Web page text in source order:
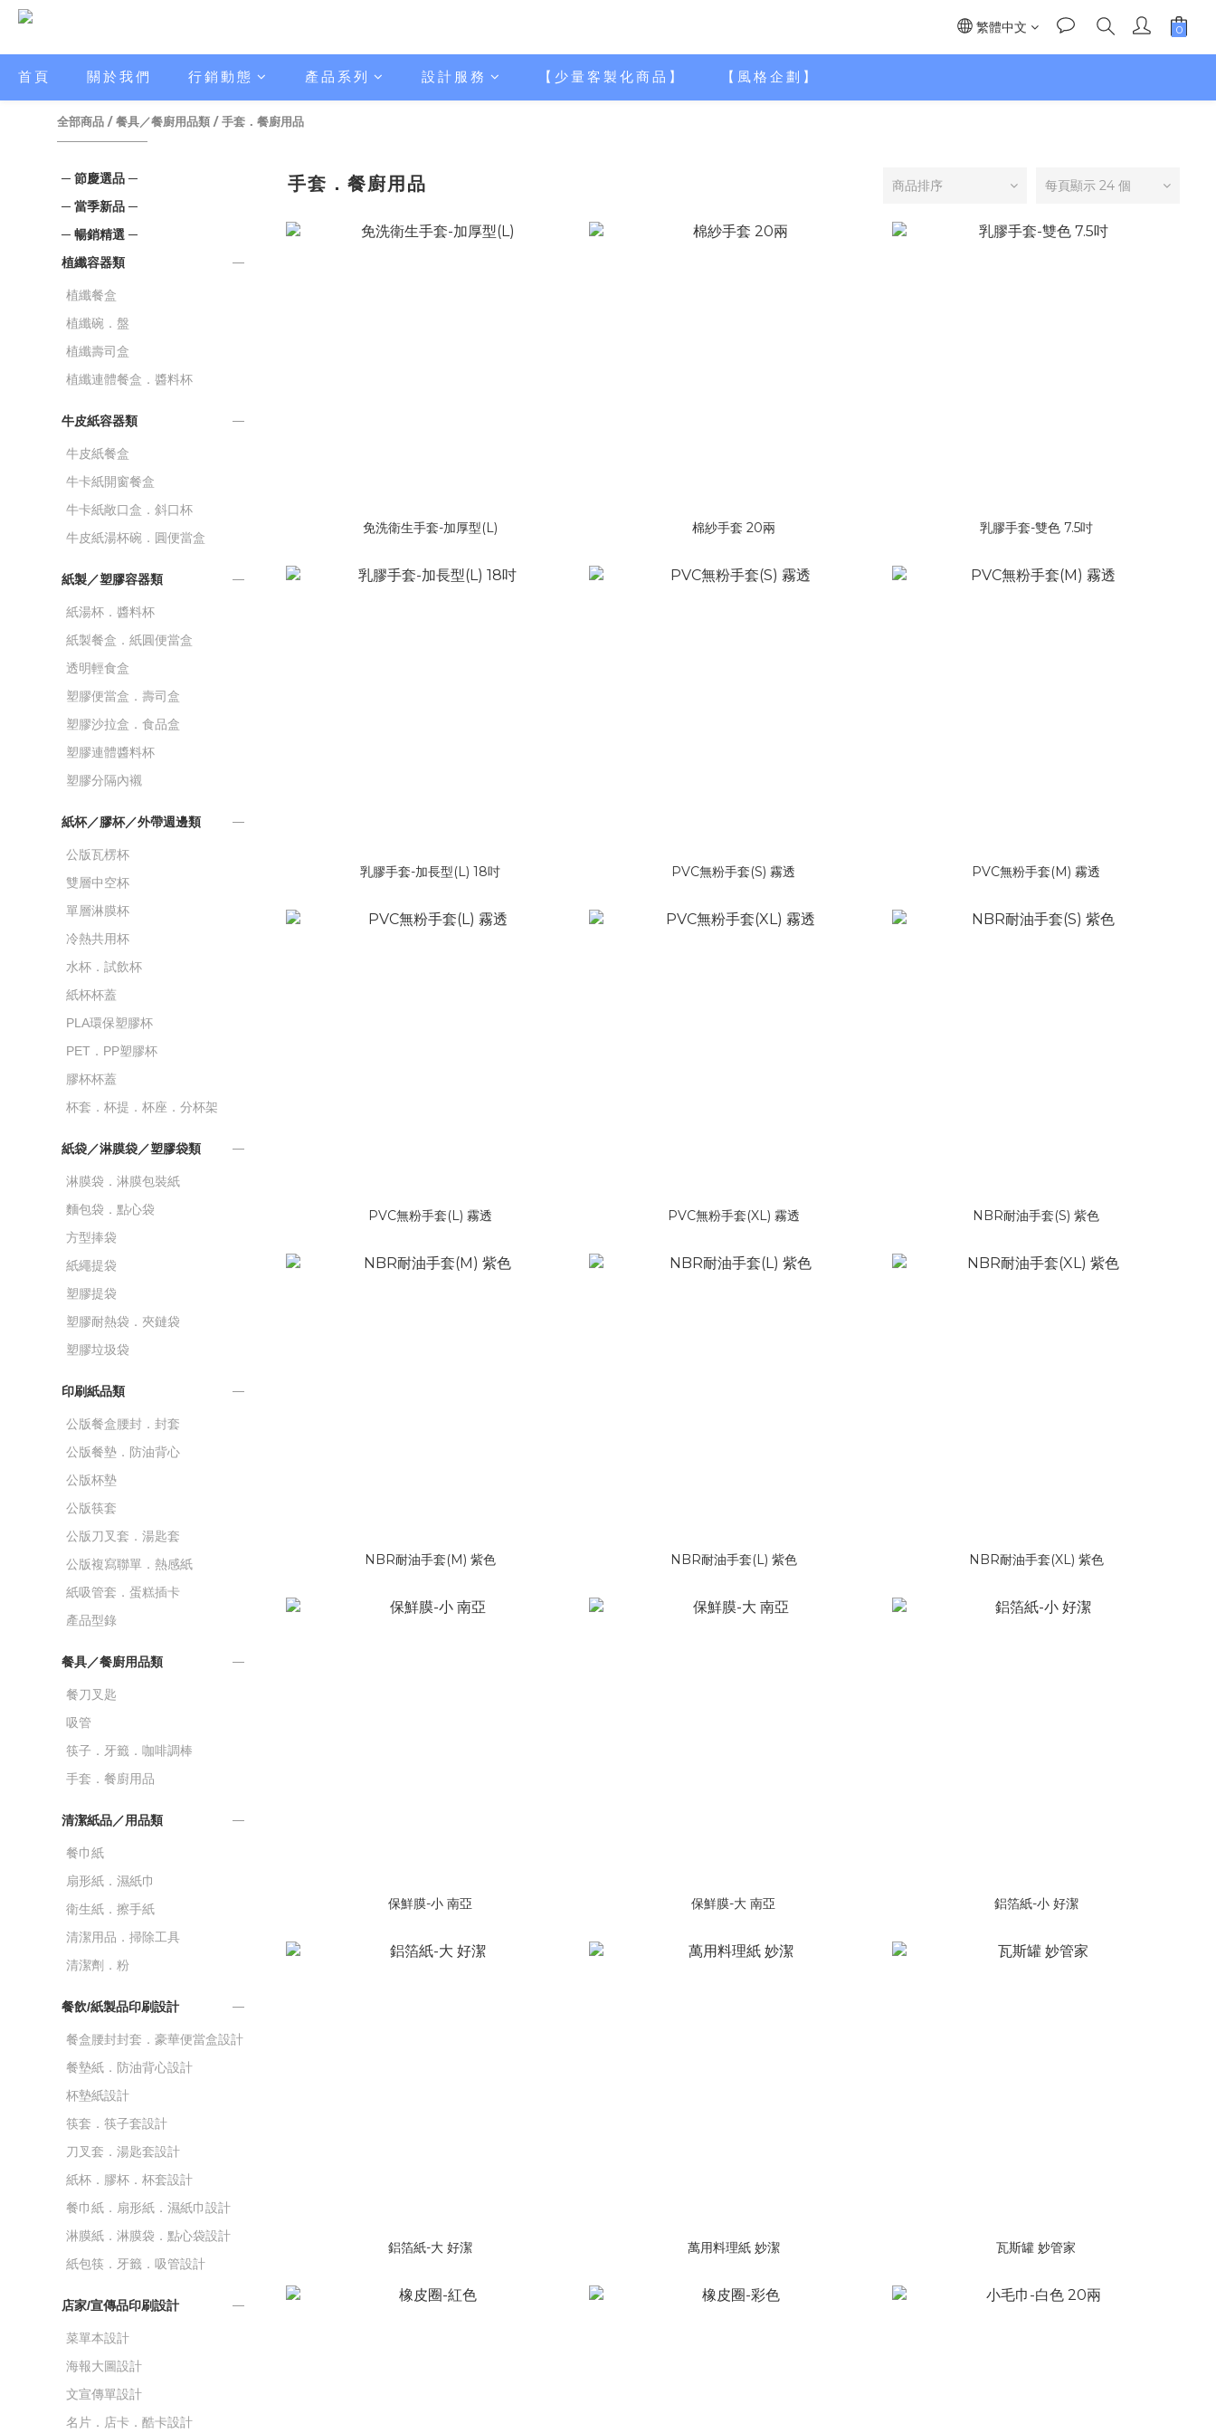
繁體中文
首頁 關於我們 行銷動態 產品系列 設計服務 【少量客製化商品】 【風格企劃】
全部商品 /餐具／餐廚用品類 /手套．餐廚用品
─ 節慶選品 ─
─ 當季新品 ─
─ 暢銷精選 ─
植纖容器類
植纖餐盒
植纖碗．盤
植纖壽司盒
植纖連體餐盒．醬料杯
牛皮紙容器類
牛皮紙餐盒
牛卡紙開窗餐盒
牛卡紙敞口盒．斜口杯
牛皮紙湯杯碗．圓便當盒
紙製／塑膠容器類
紙湯杯．醬料杯
紙製餐盒．紙圓便當盒
透明輕食盒
塑膠便當盒．壽司盒
塑膠沙拉盒．食品盒
塑膠連體醬料杯
塑膠分隔內襯
紙杯／膠杯／外帶週邊類
公版瓦楞杯
雙層中空杯
單層淋膜杯
冷熱共用杯
水杯．試飲杯
紙杯杯蓋
PLA環保塑膠杯
PET．PP塑膠杯
膠杯杯蓋
杯套．杯提．杯座．分杯架
紙袋／淋膜袋／塑膠袋類
淋膜袋．淋膜包裝紙
麵包袋．點心袋
方型捧袋
紙繩提袋
塑膠提袋
塑膠耐熱袋．夾鏈袋
塑膠垃圾袋
印刷紙品類
公版餐盒腰封．封套
公版餐墊．防油背心
公版杯墊
公版筷套
公版刀叉套．湯匙套
公版複寫聯單．熱感紙
紙吸管套．蛋糕插卡
產品型錄
餐具／餐廚用品類
餐刀叉匙
吸管
筷子．牙籤．咖啡調棒
手套．餐廚用品
清潔紙品／用品類
餐巾紙
扇形紙．濕紙巾
衛生紙．擦手紙
清潔用品．掃除工具
清潔劑．粉
餐飲/紙製品印刷設計
餐盒腰封封套．豪華便當盒設計
餐墊紙．防油背心設計
杯墊紙設計
筷套．筷子套設計
刀叉套．湯匙套設計
紙杯．膠杯．杯套設計
餐巾紙．扇形紙．濕紙巾設計
淋膜紙．淋膜袋．點心袋設計
紙包筷．牙籤．吸管設計
店家/宣傳品印刷設計
菜單本設計
海報大圖設計
文宣傳單設計
名片．店卡．酷卡設計
手套．餐廚用品 商品排序 每頁顯示 24 個
免洗衛生手套-加厚型(L) 棉紗手套 20兩 乳膠手套-雙色 7.5吋
乳膠手套-加長型(L) 18吋 PVC無粉手套(S) 霧透 PVC無粉手套(M) 霧透
PVC無粉手套(L) 霧透 PVC無粉手套(XL) 霧透 NBR耐油手套(S) 紫色
NBR耐油手套(M) 紫色 NBR耐油手套(L) 紫色 NBR耐油手套(XL) 紫色
保鮮膜-小 南亞 保鮮膜-大 南亞 鋁箔紙-小 好潔
鋁箔紙-大 好潔 萬用料理紙 妙潔 瓦斯罐 妙管家